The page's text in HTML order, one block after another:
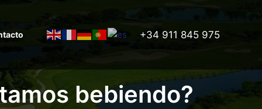
+34 911 845 975
bebiendo?